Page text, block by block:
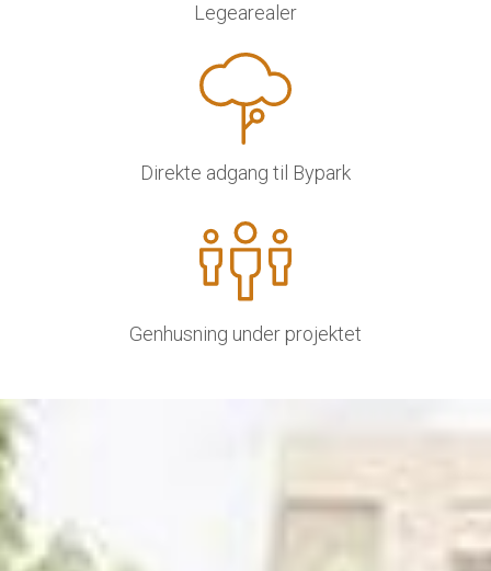
Legearealer
Direkte adgang til Bypark
Genhusning under projektet